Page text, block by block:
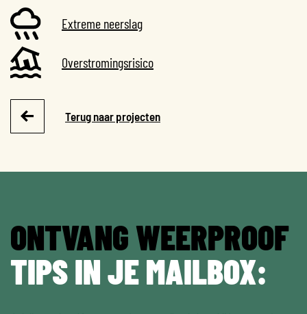
Extreme neerslag
Overstromingsrisico
Terug naar projecten
ONTVANG WEERPROOF
TIPS IN JE MAILBOX: